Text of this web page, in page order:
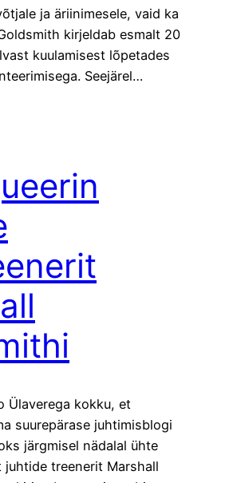
ja äriinimesele, vaid ka
kirjeldab esmalt 20
kuulamisest lõpetades
Seejärel…
Ülaverega kokku, et
suurepärase juhtimisblogi
järgmisel nädalal ühte
juhtide treenerit Marshall